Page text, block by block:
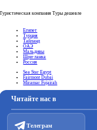
Туристическая компания Туры дешевле
Египет
Турция
Тайланд
ОАЭ
Мальдивы
Шри-ланка
Россия
Sea Star Egypt
Fairmont Dubai
Miramar Fujairah
Читайте нас в
Телеграм